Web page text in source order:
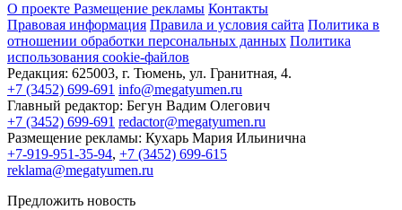
О проекте Размещение рекламы Контакты
Правовая информация Правила и условия сайта Политика в
отношении обработки персональных данных Политика
использования cookie-файлов
Редакция: 625003, г. Тюмень, ул. Гранитная, 4.
+7 (3452) 699-691 info@megatyumen.ru
Главный редактор: Бегун Вадим Олегович
+7 (3452) 699-691 redactor@megatyumen.ru
Размещение рекламы: Кухарь Мария Ильинична
+7-919-951-35-94, +7 (3452) 699-615
reklama@megatyumen.ru
Предложить новость